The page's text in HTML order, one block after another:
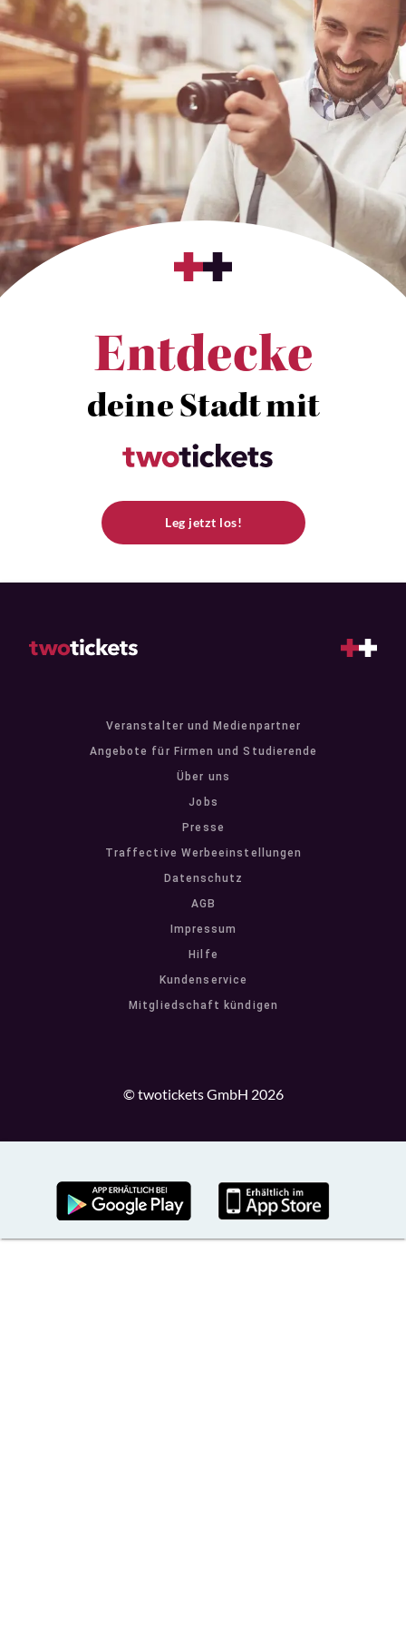
Entdecke
deine Stadt mit
Leg jetzt los!
Veranstalter und Medienpartner
Angebote für Firmen und Studierende
Über uns
Jobs
Presse
Traffective Werbeeinstellungen
Datenschutz
AGB
Impressum
Hilfe
Kundenservice
Mitgliedschaft kündigen
© twotickets GmbH 2026